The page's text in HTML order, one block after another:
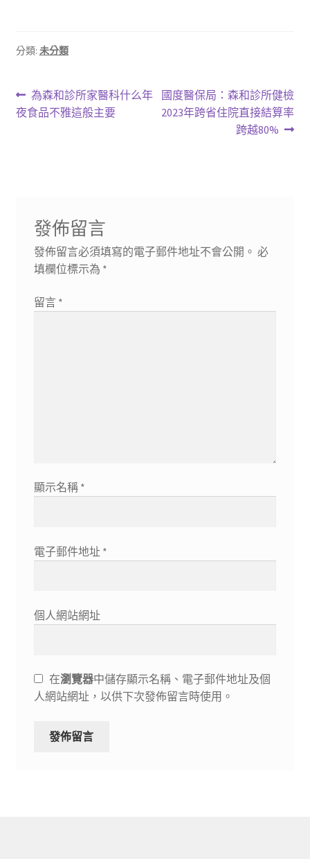
分類: 未分類
文
章
上
一
為森和診所家醫科什么年
夜食品不雅這般主要
下
一
國度醫保局：森和診所健檢
2023年跨省住院直接結算率
跨越80%
發佈留言
發佈留言必須填寫的電子郵件地址不會公開。 必
填欄位標示為 *
留言 *
顯示名稱 *
電子郵件地址 *
個人網站網址
在瀏覽器中儲存顯示名稱、電子郵件地址及個
人網站網址，以供下次發佈留言時使用。